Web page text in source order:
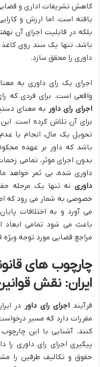
کاهش تشریفات اداری و
یافته است. اما ارزش و
بلکه در قابلیت اجرای آن
باشد، تنها یک سند روی
داوری را محقق سازد.
اجرای یک رای داوری به
واقعی است. برای فردی که
اجرای رای داور به معنای
برای آن تلاش کرده است.
تحویل یک مال، انجام یا
باشد که داور بر عهده
بدون اجرای موثر، تمامی
داوری شده، بی ثمر خواهد
داوری نه تنها یک مرحله
خصوصی به شمار می رود که
می آورد و به اختلافات
باعث می شود تمامی ابعاد
مراجع قضایی مورد توجه ویژه
چارچوب های
ایران: نقش
فرآیند اجرای رای داور در
مقررات دارد که مسیر
کنند. آشنایی با این
پیگیری اجرای رای داوری را
حقوق و تکالیف طرفین را